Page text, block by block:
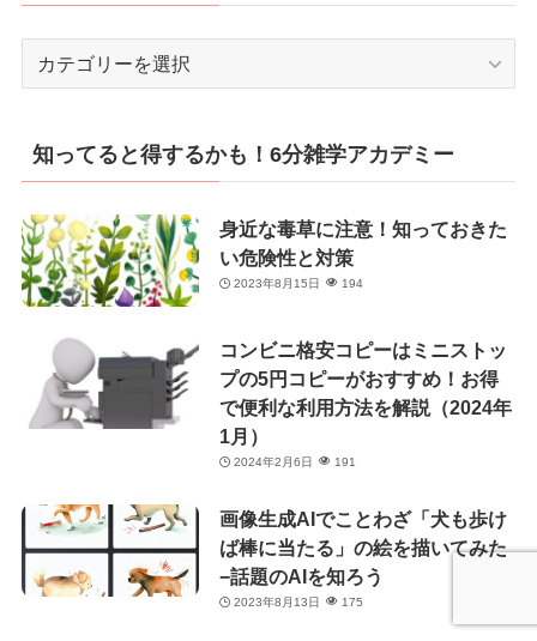
リ
ー
知ってると得するかも！6分雑学アカデミー
身近な毒草に注意！知っておきた
い危険性と対策
2023年8月15日 194
コンビニ格安コピーはミニストッ
プの5円コピーがおすすめ！お得
で便利な利用方法を解説（2024年
1月）
2024年2月6日 191
画像生成AIでことわざ「犬も歩け
ば棒に当たる」の絵を描いてみた
−話題のAIを知ろう
2023年8月13日 175